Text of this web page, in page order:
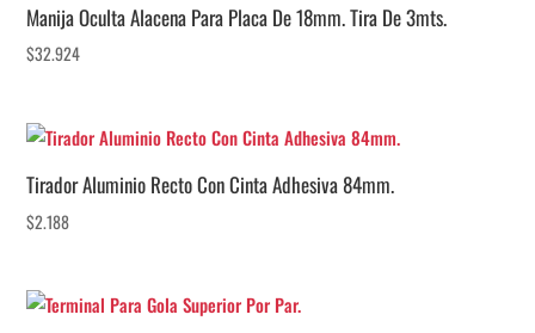
Manija Oculta Alacena Para Placa De 18mm. Tira De 3mts.
$32.924
Tirador Aluminio Recto Con Cinta Adhesiva 84mm.
$2.188